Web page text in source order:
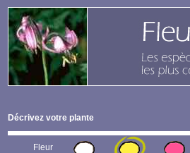
Décrivez votre plante
Fleur